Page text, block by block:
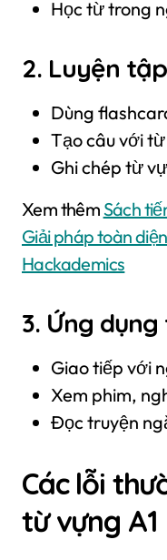
Học từ trong
2. Luyện
Dùng
Tạo câu với
Ghi chép từ
Xem thêmSách
Giải pháp toàn
Hackademics
3. Ứng
Giao tiếp với
Xem phim,
Đọc truyện
Các lỗi
từ vựng A1